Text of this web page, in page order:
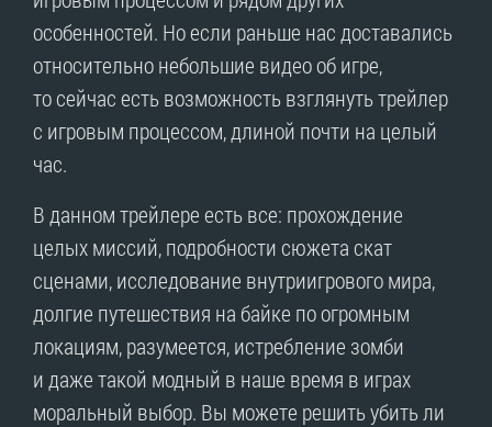
особенностей. Но если раньше нас доставались
относительно небольшие видео об игре,
то сейчас есть возможность взглянуть трейлер
с игровым процессом, длиной почти на целый
час.
В данном трейлере есть все: прохождение
целых миссий, подробности сюжета скат
сценами, исследование внутриигрового мира,
долгие путешествия на байке по огромным
локациям, разумеется, истребление зомби
и даже такой модный в наше время в играх
моральный выбор. Вы можете решить убить ли